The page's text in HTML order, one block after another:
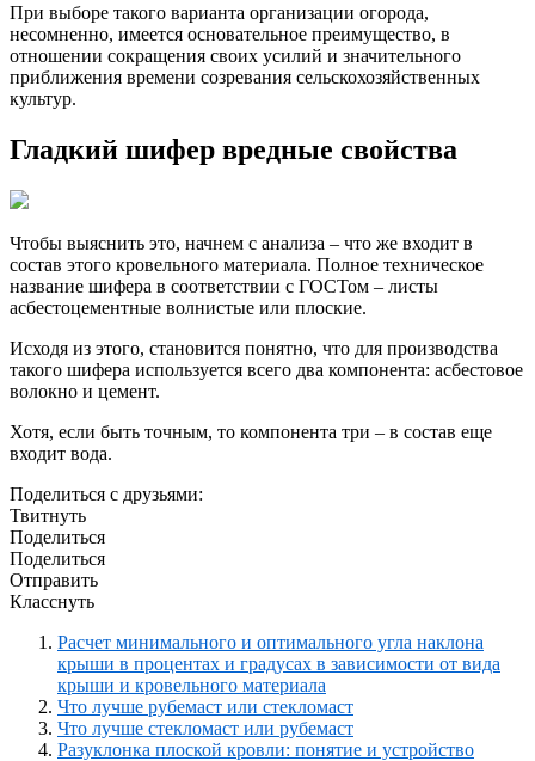
При выборе такого варианта организации огорода,
несомненно, имеется основательное преимущество, в
отношении сокращения своих усилий и значительного
приближения времени созревания сельскохозяйственных
культур.
Гладкий шифер вредные свойства
Чтобы выяснить это, начнем с анализа – что же входит в
состав этого кровельного материала. Полное техническое
название шифера в соответствии с ГОСТом – листы
асбестоцементные волнистые или плоские.
Исходя из этого, становится понятно, что для производства
такого шифера используется всего два компонента: асбестовое
волокно и цемент.
Хотя, если быть точным, то компонента три – в состав еще
входит вода.
Поделиться с друзьями:
Твитнуть
Поделиться
Поделиться
Отправить
Класснуть
Расчет минимального и оптимального угла наклона
крыши в процентах и градусах в зависимости от вида
крыши и кровельного материала
Что лучше рубемаст или стекломаст
Что лучше стекломаст или рубемаст
Разуклонка плоской кровли: понятие и устройство